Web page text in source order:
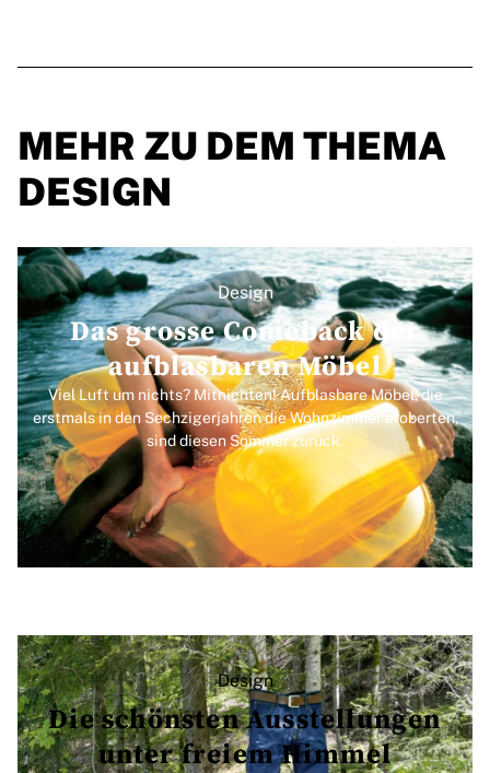
MEHR ZU DEM THEMA
DESIGN
Design
Das grosse Comeback der
aufblasbaren Möbel
Viel Luft um nichts? Mitnichten! Aufblasbare Möbel, die
erstmals in den Sechzigerjahren die Wohnzimmer eroberten,
sind diesen Sommer zurück.
Design
Die schönsten Ausstellungen
unter freiem Himmel